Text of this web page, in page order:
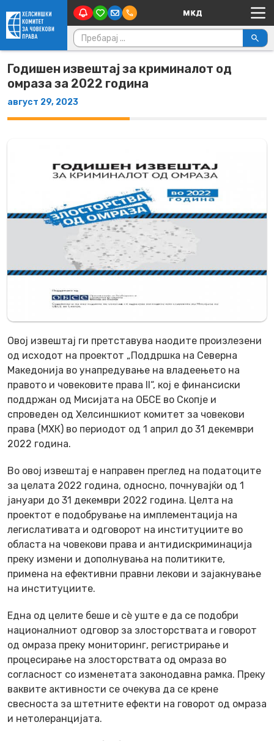
Skip to content Main Navigation
Пребарувај за:
Годишен извештај за криминалот од
омраза за 2022 година
август 29, 2023
Овој извештај ги претставува наодите произлезени
од исходот на проектот „Поддршка на Северна
Македонија во унапредување на владеењето на
правото и човековите права II“, кој е финансиски
поддржан од Мисијата на ОБСЕ во Скопје и
спроведен од Хелсиншкиот комитет за човекови
права (МХК) во периодот од 1 април до 31 декември
2022 година.
Во овој извештај е направен преглед на податоците
за целата 2022 година, односно, почнувајќи од 1
јануари до 31 декември 2022 година. Целта на
проектот е подобрување на имплементација на
легислативата и одговорот на институциите во
областа на човекови права и антидискриминација
преку измени и дополнувања на политиките,
примена на ефективни правни лекови и зајакнување
на институциите.
Една од целите беше и сè уште е да се подобри
националниот одговор за злосторствата и говорот
од омраза преку мониторинг, регистрирање и
процесирање на злосторствата од омраза во
согласност со изменетата законодавна рамка. Преку
ваквите активности се очекува да се крене
свесноста за штетните ефекти на говорот од омраза
и нетолеранцијата.